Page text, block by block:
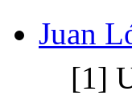
Juan
[1]